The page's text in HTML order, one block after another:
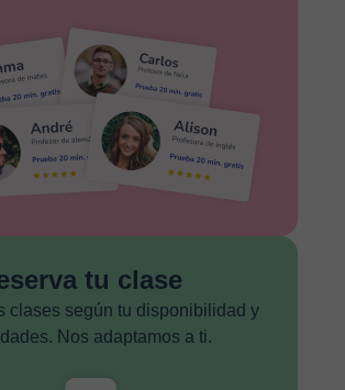
tu clase
clases según tu disponibilidad y
Nos adaptamos a ti.